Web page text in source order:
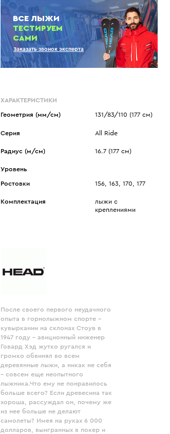
Wind X-Treme
X-Bionic
X-Socks
Zanier
Zerorh+
ВСЕ ЛЫЖИ
ТЕСТИРУЕМ
САМИ
Заказать звонок эксперта
ХАРАКТЕРИСТИКИ
Геометрия (мм/см) 131/83/110 (177 см)
Серия All Ride
Радиус (м/см) 16.7 (177 см)
Уровень
Ростовки 156, 163, 170, 177
Комплектация
лыжи с
креплениями
После своего первого неудачного
опыта в горнолыжном спорте –
кувыркании на склонах Стоув в
1947 году - авиционный инженер
Говард Хэд жутко ругался и
громко обвинял во всем
деревянные лыжи, а никак не себя
– совсем еще неопытного
лыжника.Что ему не понравилось
больше всего? Если древесина так
хороша, рассуждал он, почему же
из нее больше не делают
самолеты? Имея на руках 6 000
долларов, выигранных в покер и